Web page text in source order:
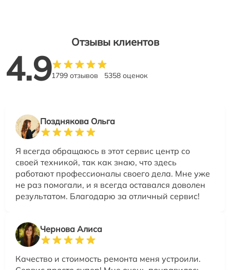
Отзывы клиентов
4.91799 отзывов 5358 оценок
Позднякова Ольга
Я всегда обращаюсь в этот сервис центр со
своей техникой, так как знаю, что здесь
работают профессионалы своего дела. Мне уже
не раз помогали, и я всегда оставался доволен
результатом. Благодарю за отличный сервис!
Чернова Алиса
Качество и стоимость ремонта меня устроили.